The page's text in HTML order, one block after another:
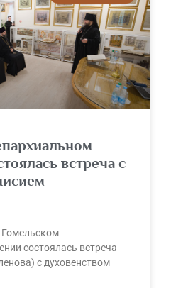
встреча с
Гомельском
состоялась встреча
с духовенством